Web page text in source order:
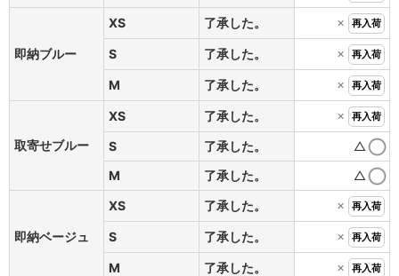
即納ブルー
XS 了承した。 × 再入荷
S 了承した。 × 再入荷
M 了承した。 × 再入荷
取寄せブルー
XS 了承した。 × 再入荷
S 了承した。
△
M
了承した。 △
即納ベージュ
XS 了承した。 × 再入荷
S 了承した。 × 再入荷
M 了承した。 × 再入荷